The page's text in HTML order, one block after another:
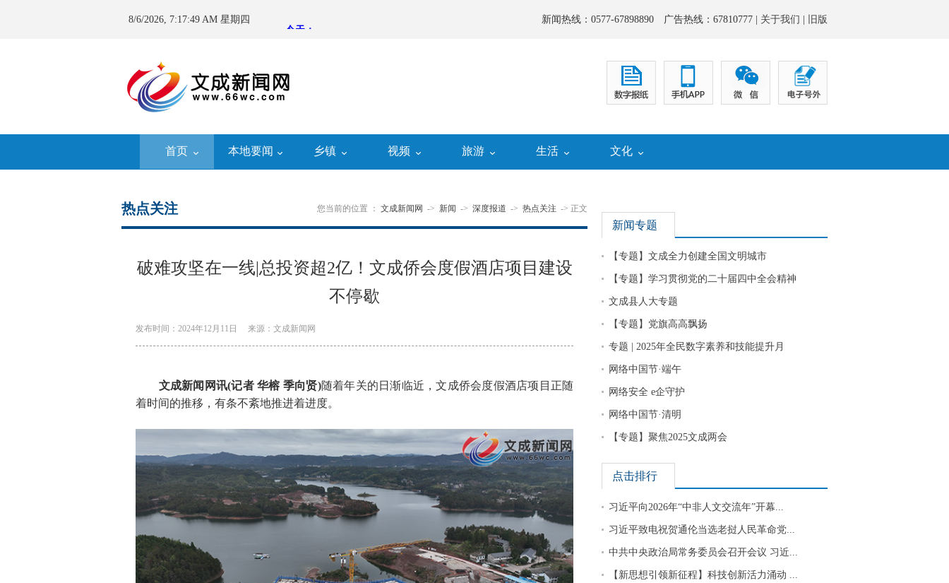
8/6/2026, 7:17:50 AM 星期四 新闻热线：0577-67898890 广告热线：67810777 | 关于我们 旧版
首页 本地要闻 乡镇 视频 旅游 生活 文化
您当前的位置 ： 文成新闻网 -> 新闻 -> 深度报道 -> 热点关注 -> 正文
热点关注
破难攻坚在一线|总投资超2亿！文成侨会度假酒店项目建设
不停歇
发布时间：2024年12月11日 来源：文成新闻网
文成新闻网讯(记者 华榕 季向贤)随着年关的日渐临近，文成侨会度假酒店项目正随
着时间的推移，有条不紊地推进着进度。
新闻专题
【专题】文成全力创建全国文明城市
【专题】学习贯彻党的二十届四中全会精神
文成县人大专题
【专题】党旗高高飘扬
专题 | 2025年全民数字素养和技能提升月
网络中国节·端午
网络安全 e企守护
网络中国节·清明
【专题】聚焦2025文成两会
点击排行
习近平向2026年“中非人文交流年”开幕...
习近平致电祝贺通伦当选老挝人民革命党...
中共中央政治局常务委员会召开会议 习近...
【新思想引领新征程】科技创新活力涌动 ...